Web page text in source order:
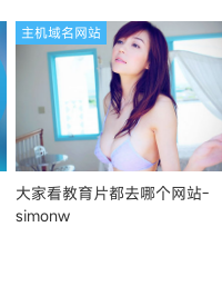
大家看教育片都去哪个网站-
simonw
主机域名网站